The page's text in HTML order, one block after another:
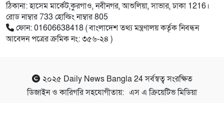
ঠিকানা: হাসেম মার্কেট,কুরগাও, নবীনগর, আশুলিয়া, সাভার, ঢাকা 1216।
রোড নাম্বার 733 হোল্ডিং নাম্বার 805
ফোন: 01606638418 ( বাংলাদেশ তথ্য মন্ত্রণালয় কর্তৃক নিবন্ধন
আবেদন পত্রের ক্রমিক নং: ৩৫৬-২৪ )
২০২৫ Daily News Bangla 24সর্বস্বত্ব সংরক্ষিত
ডিজাইন ও কারিগরি সহযোগীতায়: এস এ ক্রিয়েটিভ মিডিয়া